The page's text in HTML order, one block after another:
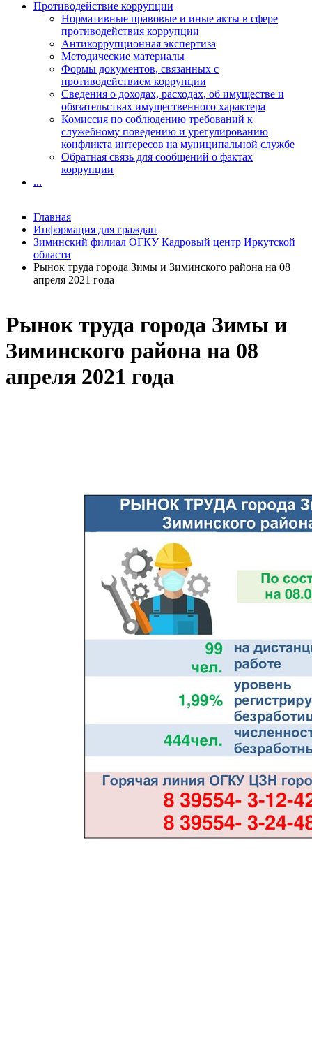
Рынок труда города Зимы и
Зиминского района на 08
апреля 2021 года
Противодействие коррупции
Нормативные правовые и иные акты в сфере
противодействия коррупции
Антикоррупционная экспертиза
Методические материалы
Формы документов, связанных с
противодействием коррупции
Сведения о доходах, расходах, об имуществе и
обязательствах имущественного характера
Комиссия по соблюдению требований к
служебному поведению и урегулированию
конфликта интересов на муниципальной службе
Обратная связь для сообщений о фактах
коррупции
...
Главная
Информация для граждан
Зиминский филиал ОГКУ Кадровый центр Иркутской
области
Рынок труда города Зимы и Зиминского района на 08
апреля 2021 года